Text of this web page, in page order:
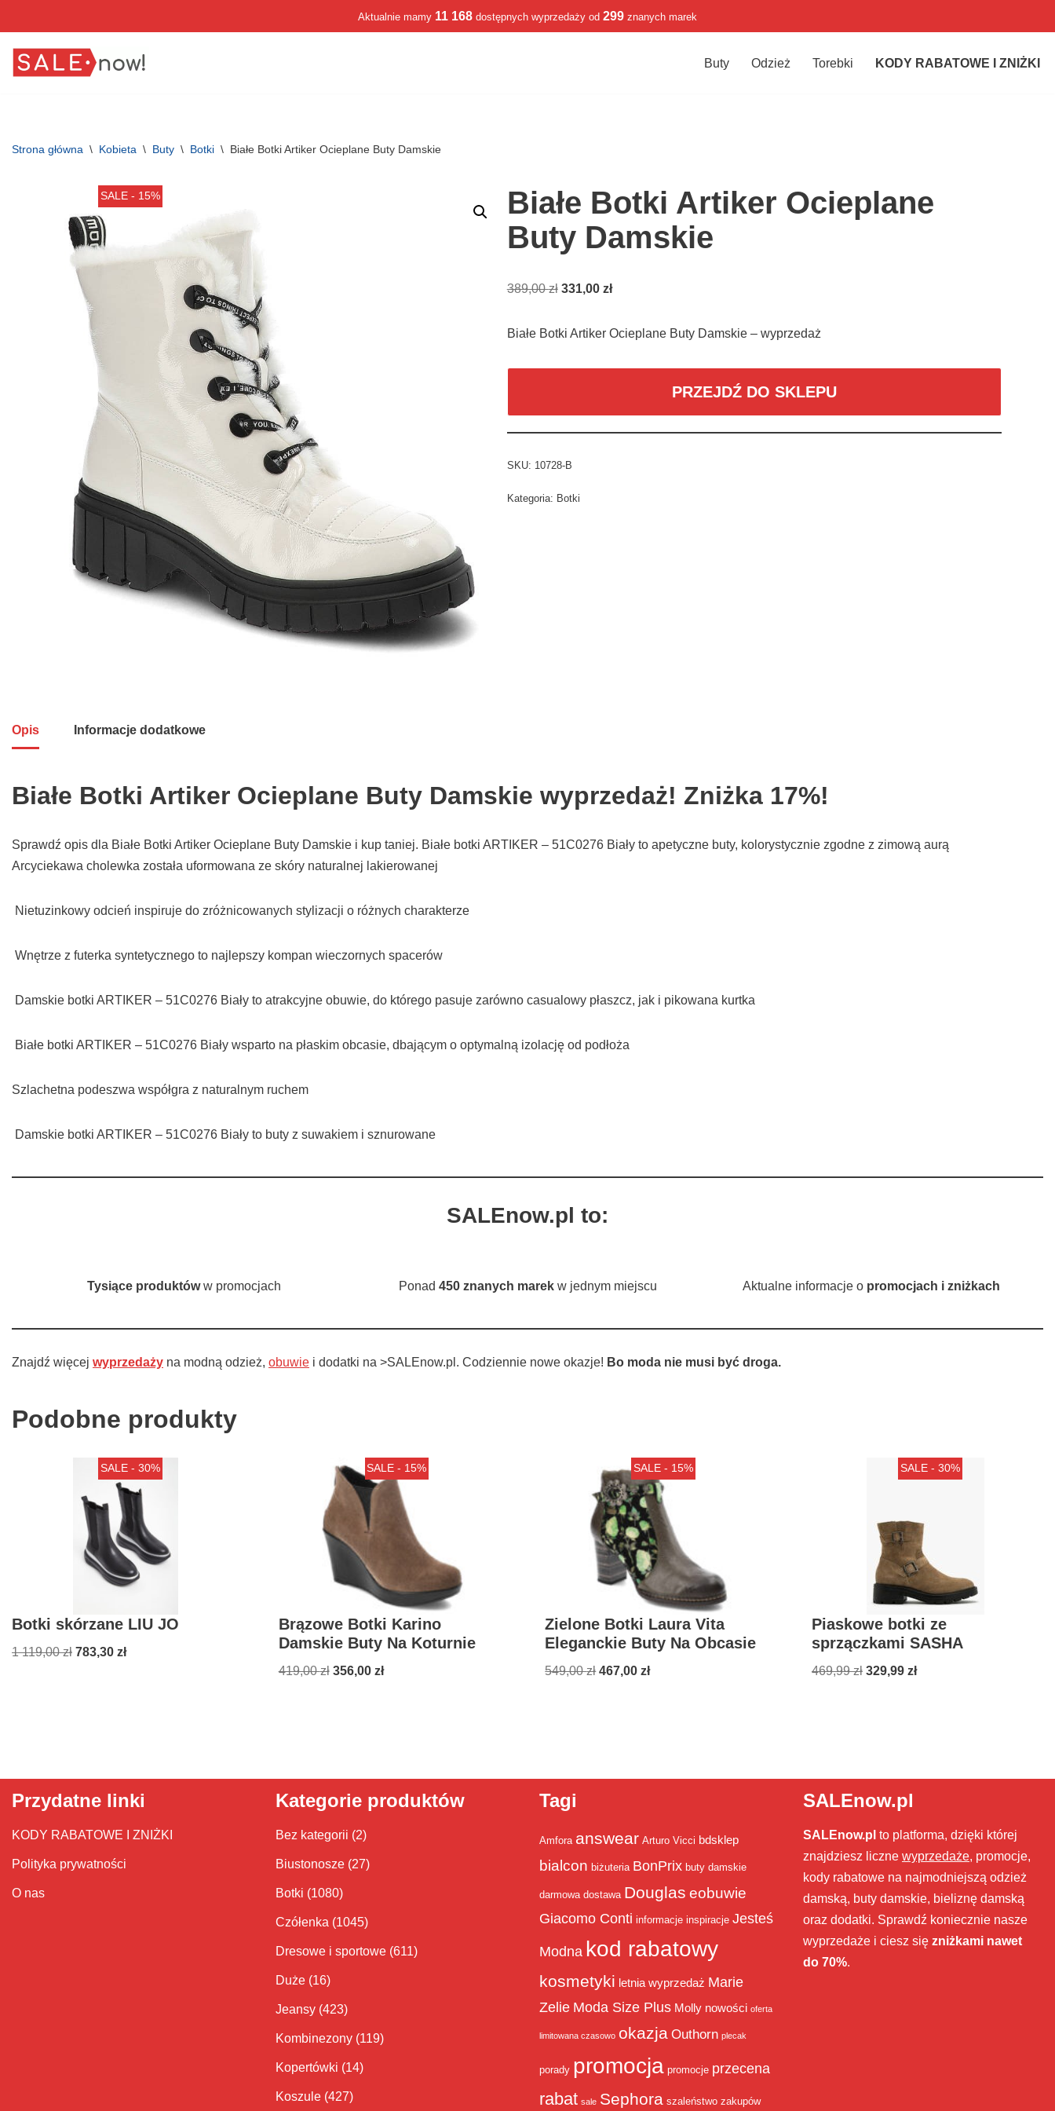
do
Aktualnie mamy 11 168 dostępnych wyprzedaży od 299 znanych marek
Buty Odzież Torebki KODY RABATOWE I ZNIŻKI
Strona główna \ Kobieta \ Buty \ Botki \ Białe Botki Artiker Ocieplane Buty Damskie
SALE - 15%
Białe Botki Artiker Ocieplane
Buty Damskie
389,00zł 331,00 zł
Białe Botki Artiker Ocieplane Buty Damskie – wyprzedaż
PRZEJDŹ DO SKLEPU
SKU: 10728-B
Kategoria: Botki
Opis Informacje dodatkowe
Białe Botki Artiker Ocieplane Buty Damskie wyprzedaż! Zniżka 17%!
Sprawdź opis dla Białe Botki Artiker Ocieplane Buty Damskie i kup taniej. Białe botki ARTIKER – 51C0276 Biały to apetyczne buty, kolorystycznie zgodne z zimową aurą
Arcyciekawa cholewka została uformowana ze skóry naturalnej lakierowanej
Nietuzinkowy odcień inspiruje do zróżnicowanych stylizacji o różnych charakterze
Wnętrze z futerka syntetycznego to najlepszy kompan wieczornych spacerów
Damskie botki ARTIKER – 51C0276 Biały to atrakcyjne obuwie, do którego pasuje zarówno casualowy płaszcz, jak i pikowana kurtka
Białe botki ARTIKER – 51C0276 Biały wsparto na płaskim obcasie, dbającym o optymalną izolację od podłoża
Szlachetna podeszwa współgra z naturalnym ruchem
Damskie botki ARTIKER – 51C0276 Biały to buty z suwakiem i sznurowane
SALEnow.pl to:
Tysiące produktóww promocjach Ponad 450 znanych marekw jednym miejscu Aktualne informacje o promocjach i zniżkach
Znajdź więcej wyprzedaży na modną odzież, obuwie i dodatki na >SALEnow.pl. Codziennie nowe okazje! Bo moda nie musi być droga.
Podobne produkty
SALE - 30%
Botki skórzane LIU JO
1 119,00zł 783,30 zł
SALE - 15%
Brązowe Botki Karino
Damskie Buty Na Koturnie
419,00zł 356,00 zł
SALE - 15%
Zielone Botki Laura Vita
Eleganckie Buty Na Obcasie
549,00zł 467,00zł
SALE - 30%
Piaskowe botki ze
sprzączkami SASHA
469,99zł 329,99 zł
Przydatne linki
KODY RABATOWE I ZNIŻKI
Polityka prywatności
O nas
Kategorie produktów
Bez kategorii (2)
Biustonosze (27)
Botki (1080)
Czółenka (1045)
Dresowe i sportowe (611)
Duże (16)
Jeansy (423)
Kombinezony (119)
Kopertówki (14)
Koszule (427)
Tagi
Amfora answear Arturo Vicci bdsklep
bialcon biżuteria BonPrix buty damskie
darmowa dostawa Douglas eobuwie
Giacomo Conti informacje inspiracje Jesteś
Modna kod rabatowy
kosmetyki letnia wyprzedaż Marie
Zelie Moda Size Plus Molly nowości oferta
limitowana czasowo okazja Outhorn plecak
porady promocja promocje przecena
rabat sale Sephora szaleństwo zakupów
SALEnow.pl
SALEnow.pl to platforma, dzięki której
znajdziesz liczne wyprzedaże, promocje,
kody rabatowe na najmodniejszą odzież
damską, buty damskie, bieliznę damską
oraz dodatki. Sprawdź koniecznie nasze
wyprzedaże i ciesz się zniżkami nawet
do 70%.